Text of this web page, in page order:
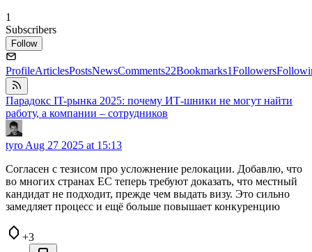
1
Subscribers
Follow
ProfileArticlesPostsNewsComments22Bookmarks1Followers
Парадокс IT-рынка 2025: почему ИТ-шники не могут найти
работу, а компании – сотрудников
tyro Aug 27 2025 at 15:13
Согласен с тезисом про усложнение релокации. Добавлю, что
во многих странах ЕС теперь требуют доказать, что местный
кандидат не подходит, прежде чем выдать визу. Это сильно
замедляет процесс и ещё больше повышает конкуренцию
+3